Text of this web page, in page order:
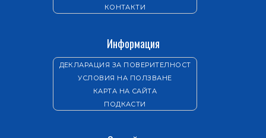
КОНТАКТИ
Информация
ДЕКЛАРАЦИЯ ЗА ПОВЕРИТЕЛНОСТ
УСЛОВИЯ НА ПОЛЗВАНЕ
КАРТА НА САЙТА
ПОДКАСТИ